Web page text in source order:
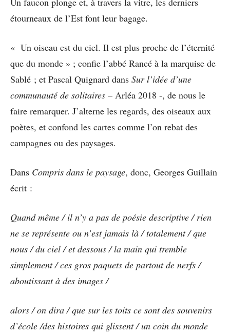
étourneaux de l’Est font leur bagage.
« Un oiseau est du ciel. Il est plus proche de l’éternité
que du monde » ; confie l’abbé Rancé à la marquise de
Sablé ; et Pascal Quignard dans Sur l’idée d’une
communauté de solitaires – Arléa 2018 -, de nous le
faire remarquer. J’alterne les regards, des oiseaux aux
poètes, et confond les cartes comme l’on rebat des
campagnes ou des paysages.
Dans Compris dans le paysage, donc, Georges Guillain
écrit :
Quand même / il n’y a pas de poésie descriptive / rien
ne se représente ou n’est jamais là / totalement / que
nous / du ciel / et dessous / la main qui tremble
simplement / ces gros paquets de partout de nerfs /
aboutissant à des images /
alors / on dira / que sur les toits ce sont des souvenirs
d’école /des histoires qui glissent / un coin du monde